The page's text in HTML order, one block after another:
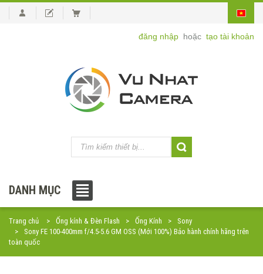
đăng nhập hoặc tạo tài khoản
DANH MỤC
Trang chủ Ống kính & Đèn Flash Ống Kính
Sony
Sony FE 100-400mm f/4.5-5.6 GM OSS (Mới 100%) Bảo hành chính hãng trên
toàn quốc